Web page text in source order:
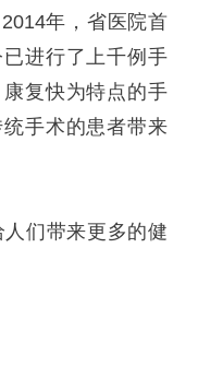
年，省医院首
进行了上千例手
复快为特点的手
手术的患者带来
们带来更多的健